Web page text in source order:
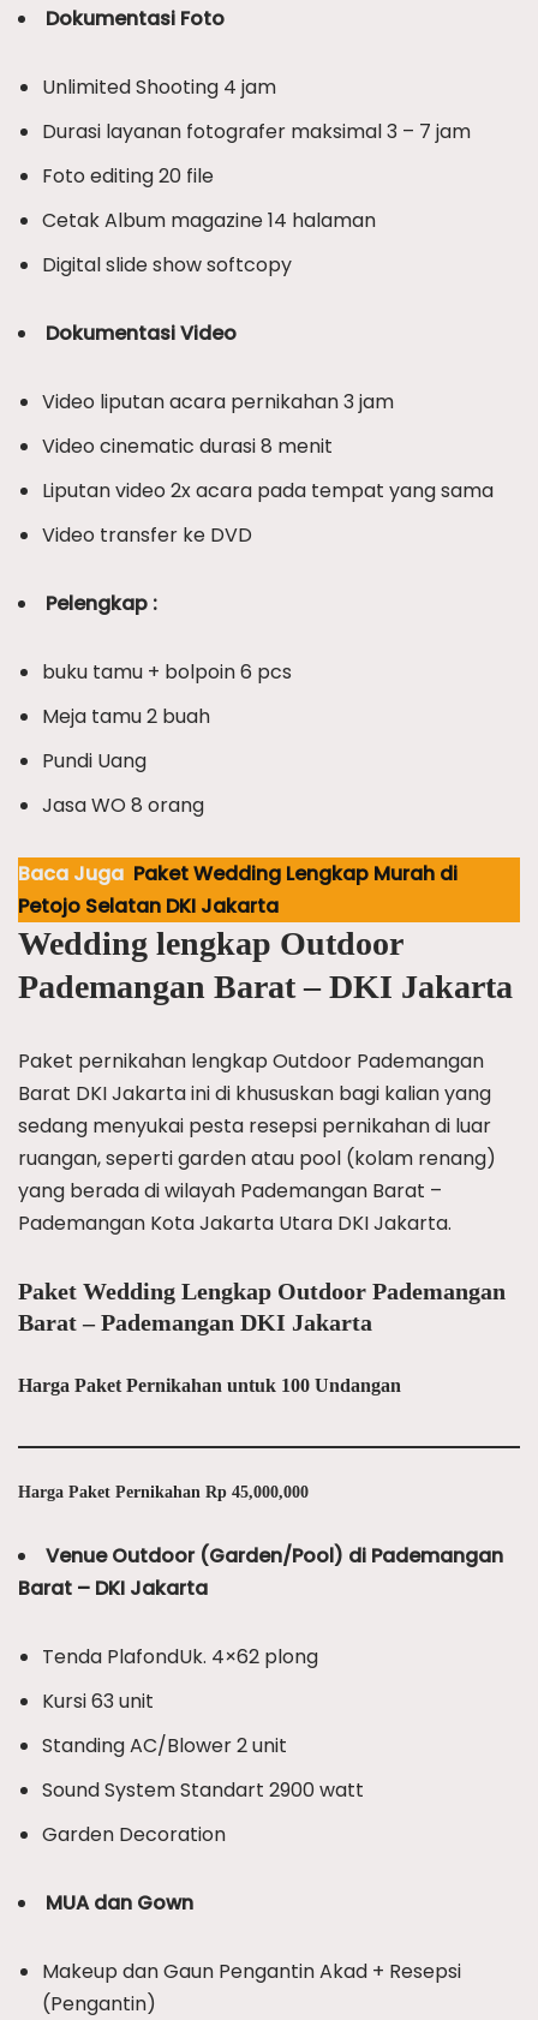
Dokumentasi Foto
Unlimited Shooting 4 jam
Durasi layanan fotografer maksimal 3 – 7 jam
Foto editing 20 file
Cetak Album magazine 14 halaman
Digital slide show softcopy
Dokumentasi Video
Video liputan acara pernikahan 3 jam
Video cinematic durasi 8 menit
Liputan video 2x acara pada tempat yang sama
Video transfer ke DVD
Pelengkap :
buku tamu + bolpoin 6 pcs
Meja tamu 2 buah
Pundi Uang
Jasa WO 8 orang
Baca Juga Paket Wedding Lengkap Murah di
Petojo Selatan DKI Jakarta
Wedding lengkap Outdoor
Pademangan Barat – DKI Jakarta
Paket pernikahan lengkap Outdoor Pademangan
Barat DKI Jakarta ini di khususkan bagi kalian yang
sedang menyukai pesta resepsi pernikahan di luar
ruangan, seperti garden atau pool (kolam renang)
yang berada di wilayah Pademangan Barat –
Pademangan Kota Jakarta Utara DKI Jakarta.
Paket Wedding Lengkap Outdoor Pademangan
Barat – Pademangan DKI Jakarta
Harga Paket Pernikahan untuk 100 Undangan
Harga Paket Pernikahan Rp 45,000,000
Venue Outdoor (Garden/Pool) di Pademangan
Barat – DKI Jakarta
Tenda PlafondUk. 4×62 plong
Kursi 63 unit
Standing AC/Blower 2 unit
Sound System Standart 2900 watt
Garden Decoration
MUA dan Gown
Makeup dan Gaun Pengantin Akad + Resepsi
(Pengantin)